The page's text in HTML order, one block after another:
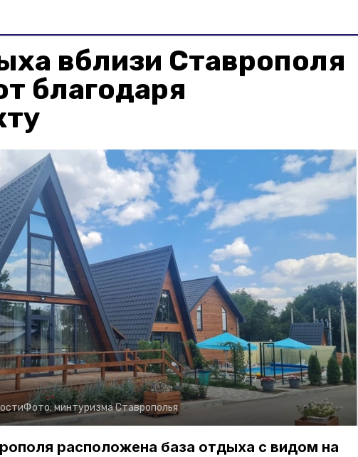
вблизи Ставрополя
благодаря
Фото:минтуризма Ставрополья
расположена база отдыха с видом на